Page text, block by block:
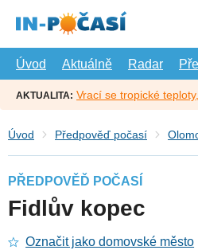
hlavní
Úvod
Aktuálně Radar
AKTUALITA: Vrací se tropické
Úvod Předpověď počasí
PŘEDPOVĚĎ POČASÍ
Fidlův kopec
Označit jako domovské město